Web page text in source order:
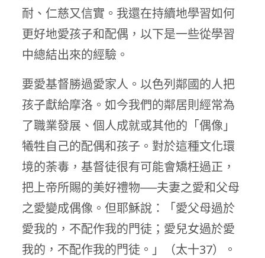
耐、仁慈又信實。我還在持續地學習如何
更好地愛孩子和配偶，以下是一些從學習
中總結出來的經驗。
要愛基督勝過愛家人。以色列鄰國的人把
孩子獻給摩洛。如今我們的鄰居則經常為
了職業發展、個人成就或其他的「偶像」
犧牲自己的配偶和孩子。對於這種文化環
境的荼毒，基督徒很有可能會矯枉過正，
把上帝所賜的美好禮物──夫妻之愛和父母
之愛變成偶像。但耶穌說：「愛父母過於
愛我的，不配作我的門徒；愛兒女過於愛
我的，不配作我的門徒。」（太十37）。